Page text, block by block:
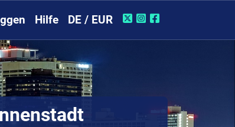
Hilfe DE / EUR